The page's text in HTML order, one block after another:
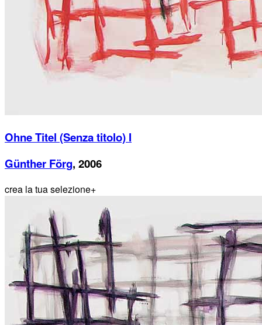
Ohne Titel (Senza titolo) I
Günther Förg, 2006
crea la tua selezione+